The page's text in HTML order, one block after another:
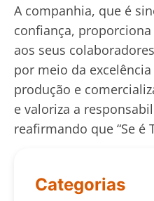
A companhia, que é
confiança,
aos seus
por meio da
produção e
e valoriza a
reafirmando que “Se é
Categorias